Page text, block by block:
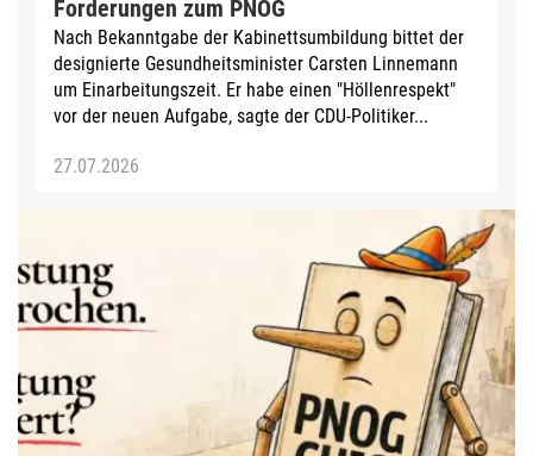
Forderungen zum PNOG
Nach Bekanntgabe der Kabinettsumbildung bittet der
designierte Gesundheitsminister Carsten Linnemann
um Einarbeitungszeit. Er habe einen "Höllenrespekt"
vor der neuen Aufgabe, sagte der CDU-Politiker...
27.07.2026